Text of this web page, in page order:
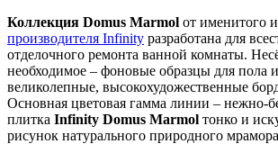
Коллекция Domus Marmol от именитого
производителя Infinity разработана для
отделочного ремонта ванной комнаты.
необходимое – фоновые образцы для пола
великолепные, высокохудожественные
Основная цветовая гамма линии – нежно-
плитка Infinity Domus Marmol тонко и
рисунок натурального природного